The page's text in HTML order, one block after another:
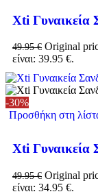
Xti Γυναικεία
49.95€ Original
είναι: 39.95 €.
-30%
Προσθήκη στη
Xti Γυναικεία
49.95€ Original
είναι: 34.95 €.